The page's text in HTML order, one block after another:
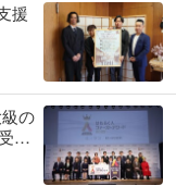
援
の
賞